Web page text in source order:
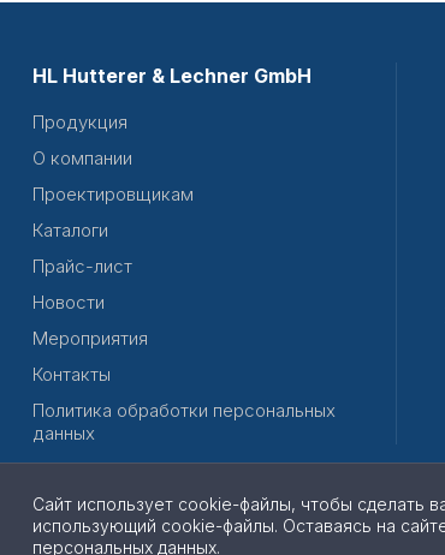
HL Hutterer & Lechner GmbH
Продукция
О компании
Проектировщикам
Каталоги
Прайс-лист
Новости
Мероприятия
Контакты
Политика обработки персональных
данных
© 2026 | Все права защищены
Сайт использует cookie-файлы, чтобы сделать
использующий cookie-файлы. Оставаясь на
персональных данных.